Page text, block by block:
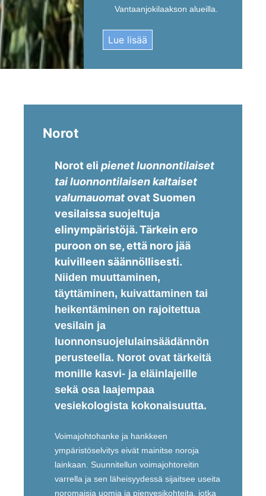
Vantaanjokilaakson alueilla.
Lue lisää
Norot
Norot eli pienet luonnontilaiset
tai luonnontilaisen kaltaiset
valumauomatovat Suomen
vesilaissa suojeltuja
elinympäristöjä. Tärkein ero
puroon on se, että noro jää
kuivilleen säännöllisesti.
Niiden muuttaminen,
täyttäminen, kuivattaminen tai
heikentäminen on rajoitettua
vesilain ja
luonnonsuojelulainsäädännön
perusteella. Norot ovat tärkeitä
monille kasvi- ja eläinlajeille
sekä osa laajempaa
vesiekologista kokonaisuutta.
Voimajohtohanke ja hankkeen
ympäristöselvitys eivät mainitse noroja
lainkaan. Suunnitellun voimajohtoreitin
varrella ja sen läheisyydessä sijaitsee useita
noromaisia uomia ja pienvesikohteita, jotka